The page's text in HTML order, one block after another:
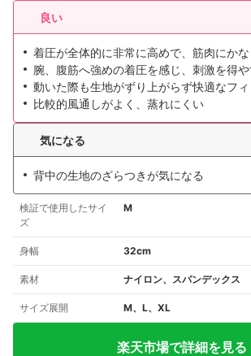
良い
着圧が全体的に非常に高めで、筋肉にか
腕、腹筋へ強めの着圧を感じ、刺激を得
動いた際も生地がずり上がらず快適なフ
比較的風通しがよく、蒸れにくい
気になる
背中の生地のざらつきが気になる
検証で使用したサイ
ズ
M
身幅 32cm
素材 ナイロン、スパンデックス
サイズ展開 M、L、XL
楽天市場で詳細を見る